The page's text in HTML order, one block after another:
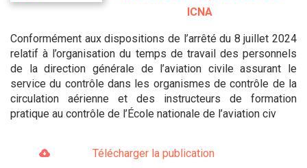
ICNA
Conformément aux dispositions de l’arrêté du 8 juillet 2024
relatif à l’organisation du temps de travail des personnels
de la direction générale de l’aviation civile assurant le
service du contrôle dans les organismes de contrôle de la
circulation aérienne et des instructeurs de formation
pratique au contrôle de l’École nationale de l’aviation civ
Télécharger la publication